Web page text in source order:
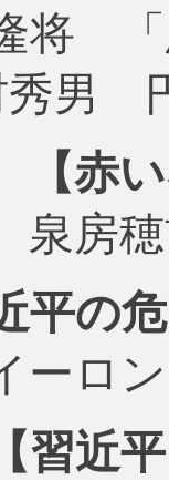
将 「
男
【赤
房穂
平の
ロン
【習近